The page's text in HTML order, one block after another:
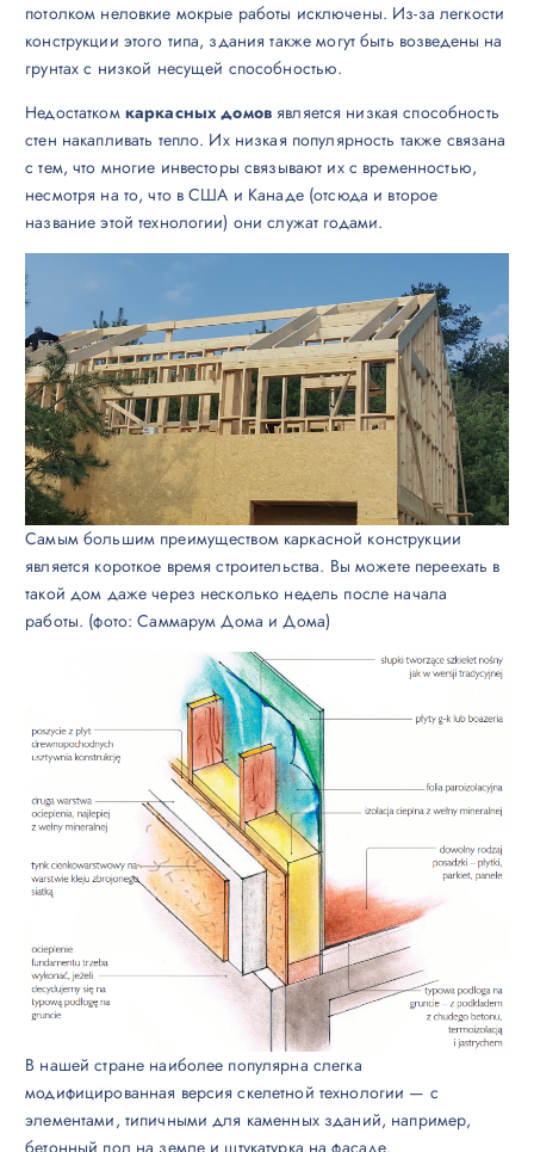
потолком неловкие мокрые работы исключены. Из-за легкости
конструкции этого типа, здания также могут быть возведены на
грунтах с низкой несущей способностью.
Недостатком каркасных домов является низкая способность
стен накапливать тепло. Их низкая популярность также связана
с тем, что многие инвесторы связывают их с временностью,
несмотря на то, что в США и Канаде (отсюда и второе
название этой технологии) они служат годами.
Самым большим преимуществом каркасной конструкции
является короткое время строительства. Вы можете переехать в
такой дом даже через несколько недель после начала
работы. (фото: Саммарум Дома и Дома)
В нашей стране наиболее популярна слегка
модифицированная версия скелетной технологии — с
элементами, типичными для каменных зданий, например,
бетонный пол на земле и штукатурка на фасаде.